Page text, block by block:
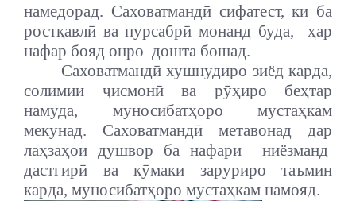
намедорад. Саховатмандӣ сифатест, ки ба
ростқавлӣ ва пурсабрӣ монанд буда,
ҳар
нафар бояд онро дошта бошад.
Саховатмандӣ хушнудиро зиёд карда,
солимии ҷисмонӣ ва рӯҳиро беҳтар
намуда, муносибатҳоро мустаҳкам
мекунад. Саховатмандӣ метавонад дар
лаҳзаҳои душвор ба нафари
ниёзманд
дастгирӣ ва кӯмаки заруриро таъмин
карда, муносибатҳоро мустаҳкам намояд.